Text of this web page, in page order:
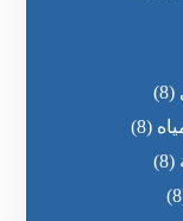
(8)
(8)
(8)